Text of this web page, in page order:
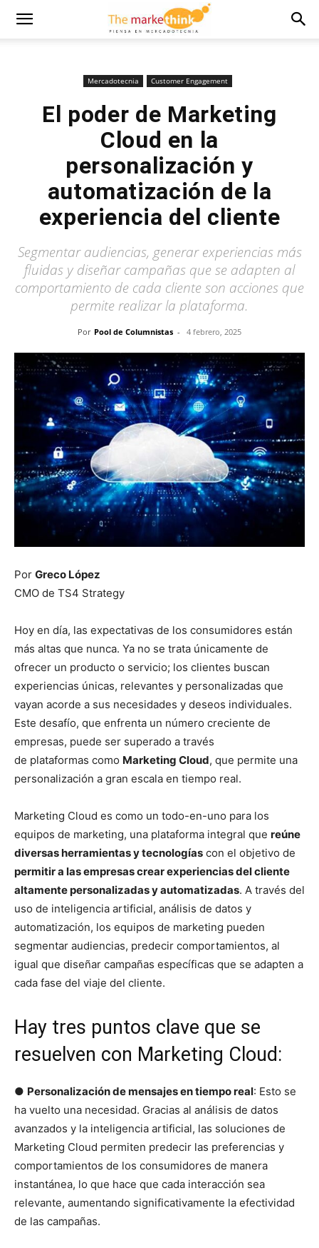
Mercadotecnia Customer Engagement
El poder de Marketing
Cloud en la
personalización y
automatización de la
experiencia del cliente
Segmentar audiencias, generar experiencias más
fluidas y diseñar campañas que se adapten al
comportamiento de cada cliente son acciones que
permite realizar la plataforma.
Por Pool de Columnistas - 4 febrero, 2025
Por Greco López
CMO de TS4 Strategy
Hoy en día, las expectativas de los consumidores están
más altas que nunca. Ya no se trata únicamente de
ofrecer un producto o servicio; los clientes buscan
experiencias únicas, relevantes y personalizadas que
vayan acorde a sus necesidades y deseos individuales.
Este desafío, que enfrenta un número creciente de
empresas, puede ser superado a través
de plataformas como Marketing Cloud, que permite una
personalización a gran escala en tiempo real.
Marketing Cloud es como un todo-en-uno para los
equipos de marketing, una plataforma integral que reúne
diversas herramientas y tecnologías con el objetivo de
permitir a las empresas crear experiencias del cliente
altamente personalizadas y automatizadas. A través del
uso de inteligencia artificial, análisis de datos y
automatización, los equipos de marketing pueden
segmentar audiencias, predecir comportamientos, al
igual que diseñar campañas específicas que se adapten a
cada fase del viaje del cliente.
Hay tres puntos clave que se
resuelven con Marketing Cloud:
● Personalización de mensajes en tiempo real: Esto se
ha vuelto una necesidad. Gracias al análisis de datos
avanzados y la inteligencia artificial, las soluciones de
Marketing Cloud permiten predecir las preferencias y
comportamientos de los consumidores de manera
instantánea, lo que hace que cada interacción sea
relevante, aumentando significativamente la efectividad
de las campañas.